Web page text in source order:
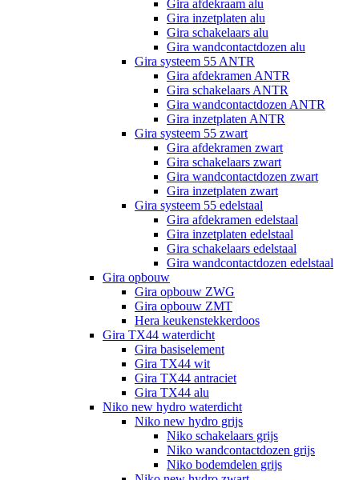
Gira afdekraam alu
Gira inzetplaten alu
Gira schakelaars alu
Gira wandcontactdozen alu
Gira systeem 55 ANTR
Gira afdekramen ANTR
Gira schakelaars ANTR
Gira wandcontactdozen ANTR
Gira inzetplaten ANTR
Gira systeem 55 zwart
Gira afdekramen zwart
Gira schakelaars zwart
Gira wandcontactdozen zwart
Gira inzetplaten zwart
Gira systeem 55 edelstaal
Gira afdekramen edelstaal
Gira inzetplaten edelstaal
Gira schakelaars edelstaal
Gira wandcontactdozen edelstaal
Gira opbouw
Gira opbouw ZWG
Gira opbouw ZMT
Hera keukenstekkerdoos
Gira TX44 waterdicht
Gira basiselement
Gira TX44 wit
Gira TX44 antraciet
Gira TX44 alu
Niko new hydro waterdicht
Niko new hydro grijs
Niko schakelaars grijs
Niko wandcontactdozen grijs
Niko bodemdelen grijs